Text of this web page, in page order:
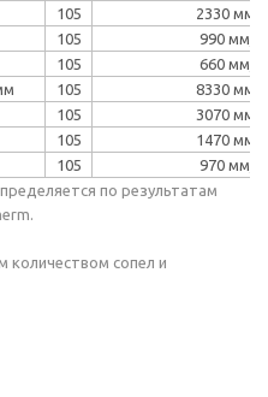
105
2330 мм/
105
990 мм/
105 660 мм/
105
8330 мм/
105
3070 мм/
105
1470 мм/
105
970 мм/
по результатам
количеством сопел и